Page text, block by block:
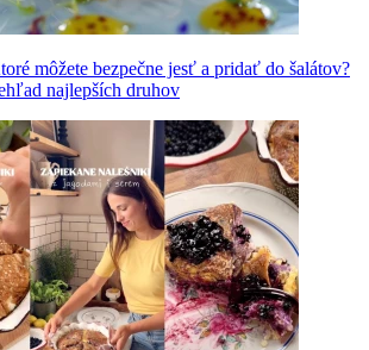
môžete bezpečne jesť a pridať do šalátov?
najlepších druhov